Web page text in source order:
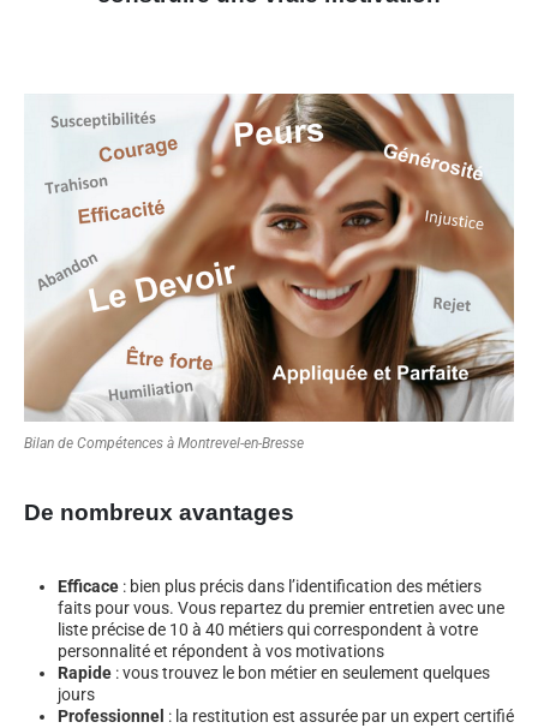
Bilan de Compétences à Montrevel-en-Bresse
De nombreux avantages
Efficace : bien plus précis dans l’identification des métiers
faits pour vous. Vous repartez du premier entretien avec une
liste précise de 10 à 40 métiers qui correspondent à votre
personnalité et répondent à vos motivations
Rapide : vous trouvez le bon métier en seulement quelques
jours
Professionnel : la restitution est assurée par un expert certifié